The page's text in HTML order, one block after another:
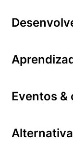
Eventos &